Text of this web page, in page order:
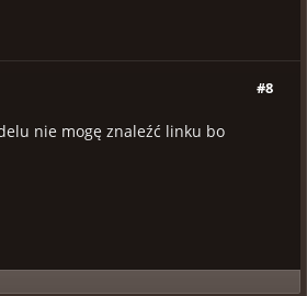
#8
nie mogę znaleźć linku bo